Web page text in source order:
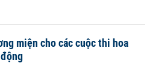
miện cho các cuộc thi hoa